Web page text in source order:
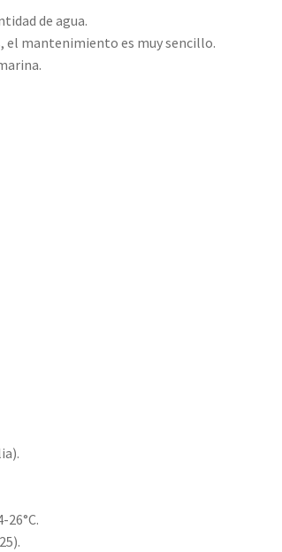
de agua.
el mantenimiento es muy sencillo.